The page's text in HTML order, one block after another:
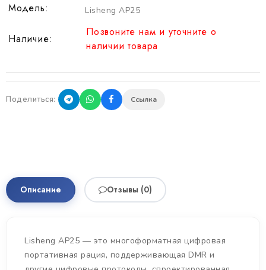
Модель: Lisheng AP25
Наличие:
Позвоните нам и уточните о
наличии товара
Поделиться: Ссылка
Описание Отзывы (0)
Lisheng AP25 — это многоформатная цифровая
портативная рация, поддерживающая DMR и